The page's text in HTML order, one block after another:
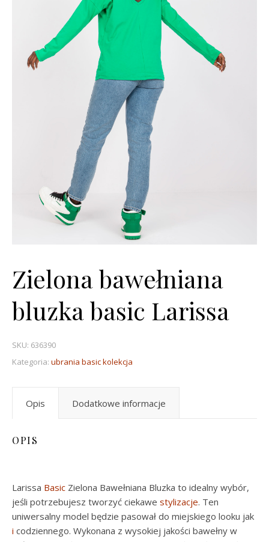
Zielona bawełniana
bluzka basic Larissa
SKU: 636390
Kategoria: ubrania basic kolekcja
Opis Dodatkowe informacje
OPIS
Larissa Basic Zielona Bawełniana Bluzka to idealny wybór,
jeśli potrzebujesz tworzyć ciekawe stylizacje. Ten
uniwersalny model będzie pasował do miejskiego looku jak
i codziennego. Wykonana z wysokiej jakości bawełny w